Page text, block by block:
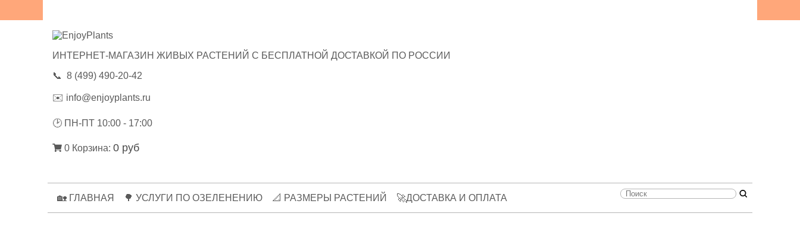
ИНТЕРНЕТ-МАГАЗИН ЖИВЫХ РАСТЕНИЙ С БЕСПЛАТНОЙ ДОСТАВКОЙ ПО РОССИИ
📞 8 (499) 490-20-42
✉️ info@enjoyplants.ru
🕑 ПН-ПТ 10:00 - 17:00
0 Корзина: 0 руб
🏡 ГЛАВНАЯ 🌳 УСЛУГИ ПО ОЗЕЛЕНЕНИЮ 📐 РАЗМЕРЫ РАСТЕНИЙ 🚀ДОСТАВКА И ОПЛАТА